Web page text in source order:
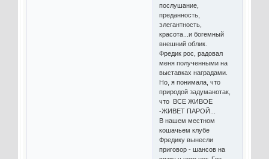
послушание,
преданность,
элегантность,
красота...и богемный
внешний облик.
Фредик рос, радовал
меня полученными на
выставках наградами.
Но, я понимала, что
природой задуманотак,
что ВСЕ ЖИВОЕ
-ЖИВЕТ ПАРОЙ...
В нашем местном
кошачьем клубе
Фредику вынесли
приговор - шансов на